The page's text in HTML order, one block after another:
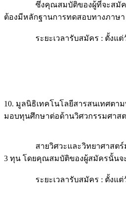
ซึ่งคุณสมบัติของผู้ที่จะสมัครรับทุ
ต้องมีหลักฐานการทดสอบทางภาษา
ระยะเวลารับสมัคร : ตั้งแต่วัน
10. มูลนิธิเทคโนโลยีสารสนเทศตา
มอบทุนศึกษาต่อด้านวิศวกรรมศาส
สายวิศวะและวิทยาศาสตร์มาแร
3 ทุน โดยคุณสมบัติของผู้สมัครนั้นจะ
ระยะเวลารับสมัคร : ตั้งแต่วัน